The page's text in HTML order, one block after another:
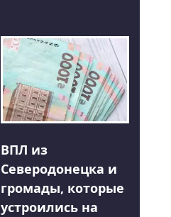
ВПЛ из
Северодонецка и
громады, которые
устроились на